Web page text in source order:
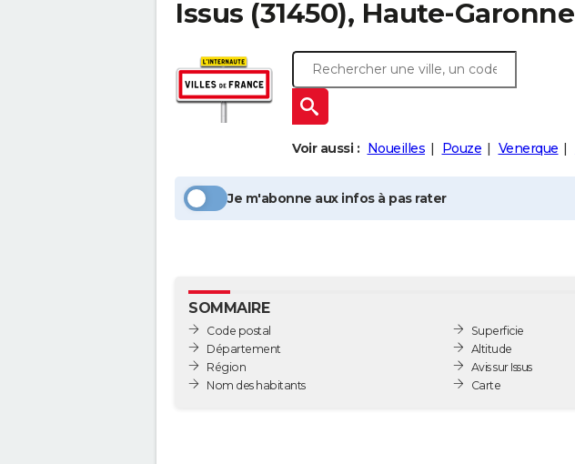
Issus (31450), Haute-Garonne
Voir aussi : Noueilles Pouze Venerque
Je m'abonne aux infos à pas rater
SOMMAIRE
Code postal
Département
Région
Nom des habitants
Superficie
Altitude
Avis sur Issus
Carte